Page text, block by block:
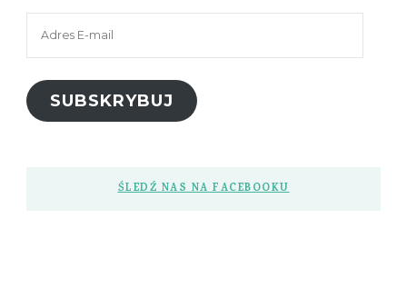
SUBSKRYBUJ
ŚLEDŹ NAS NA FACEBOOKU